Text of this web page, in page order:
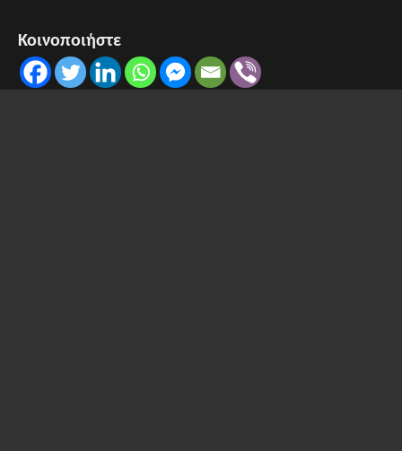
Κοινοποιήστε